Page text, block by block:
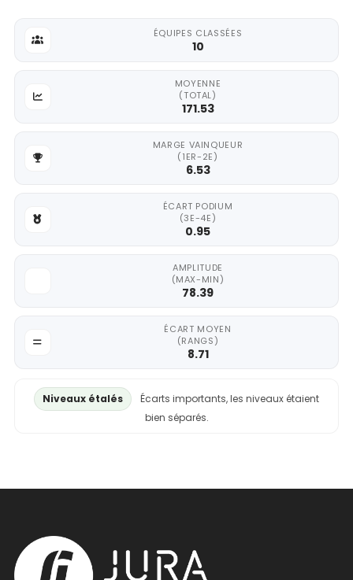
ÉQUIPES CLASSÉES
10
MOYENNE
(TOTAL)
171.53
MARGE VAINQUEUR
(1ER-2E)
6.53
ÉCART PODIUM
(3E-4E)
0.95
AMPLITUDE
(MAX-MIN)
78.39
ÉCART MOYEN
(RANGS)
8.71
Niveaux étalés
Écarts importants, les niveaux étaient
bien séparés.